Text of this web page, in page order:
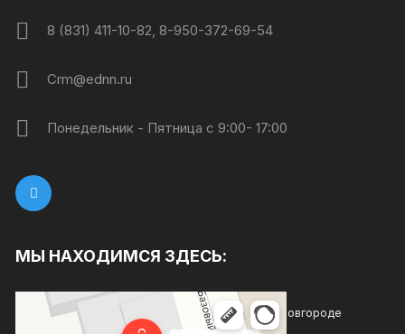
8 (831) 411-10-82, 8-950-372-69-54
Crm@ednn.ru
Понедельник - Пятница с 9:00- 17:00
МЫ НАХОДИМСЯ ЗДЕСЬ:
Каждый день
Магазин хозтоваров и бытовой химии в Нижнем Новгороде
Товары для дома в Нижнем Новгороде